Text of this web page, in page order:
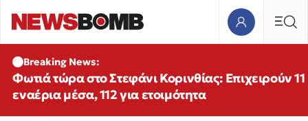
Breaking News:
Φωτιά τώρα στο Στεφάνι Κορινθίας: Επιχειρούν 11
εναέρια μέσα, 112 για ετοιμότητα